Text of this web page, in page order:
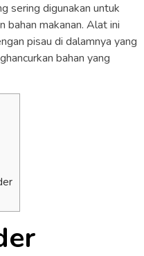
sering digunakan untuk
bahan makanan. Alat ini
pisau di dalamnya yang
bahan yang